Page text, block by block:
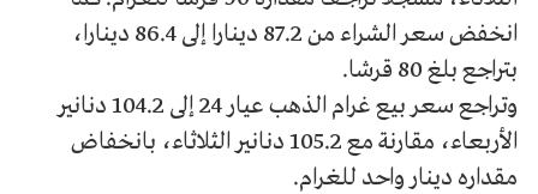
انخفض سعر الشراء من 87.2 دينارا إلى 86.4 دينارا،
بتراجع بلغ 80 قرشا.
وتراجع سعر بيع غرام الذهب عيار 24 إلى 104.2 دنانير
الأربعاء، مقارنة مع 105.2 دنانير الثلاثاء، بانخفاض
مقداره دينار واحد للغرام.